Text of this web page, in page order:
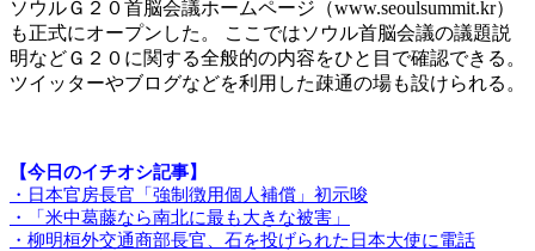
ソウルＧ２０首脳会議ホームページ（www.seoulsummit.kr）
も正式にオープンした。 ここではソウル首脳会議の議題説
明などＧ２０に関する全般的の内容をひと目で確認できる。
ツイッターやブログなどを利用した疎通の場も設けられる。
【今日のイチオシ記事】
・日本官房長官「強制徴用個人補償」初示唆
・「米中葛藤なら南北に最も大きな被害」
・柳明桓外交通商部長官、石を投げられた日本大使に電話